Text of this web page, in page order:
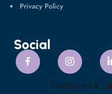
Privacy Policy
Social